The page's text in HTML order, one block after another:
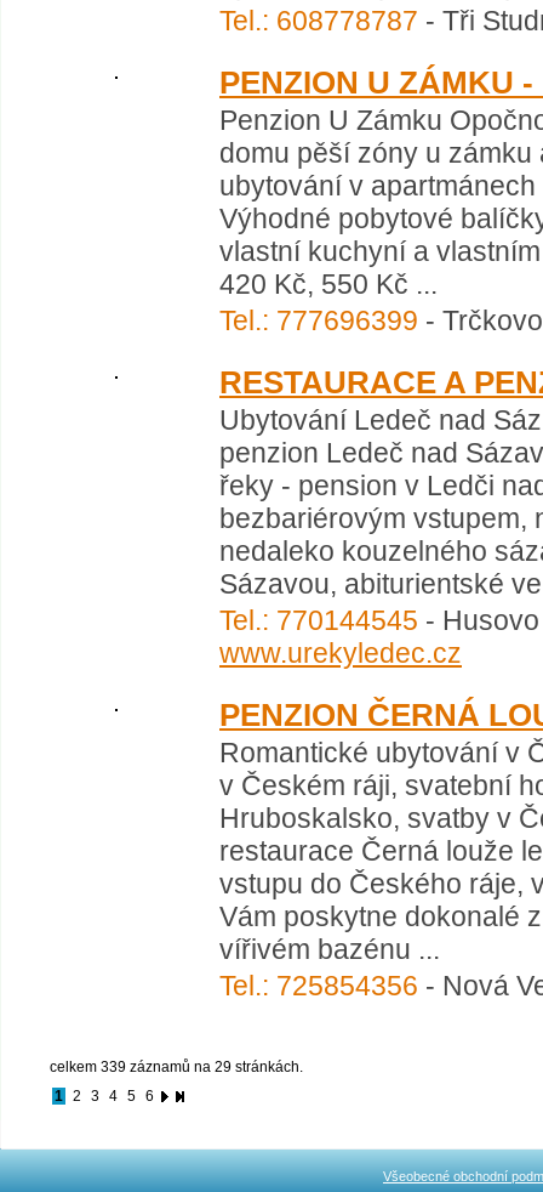
Tel.: 608778787 - Tři
PENZION U ZÁMKU
Penzion U Zámku
domu pěší zóny u
ubytování v
Výhodné pobytové
vlastní kuchyní a
420 Kč, 550 Kč ...
Tel.: 777696399 -
RESTAURACE A
Ubytování Ledeč nad
penzion Ledeč nad
řeky - pension v Ledči
bezbariérovým vstupem,
nedaleko kouzelného
Sázavou, abiturientské
Tel.: 770144545 -
www.urekyledec.cz
PENZION ČERNÁ
Romantické ubytování v
v Českém ráji, svatební
Hruboskalsko, svatby v
restaurace Černá louže
vstupu do Českého ráje,
Vám poskytne dokonalé
vířivém bazénu ...
Tel.: 725854356 - Nová
celkem 339 záznamů na 29 stránkách.
1 2 3 4 5 6
Všeobecné obchodní